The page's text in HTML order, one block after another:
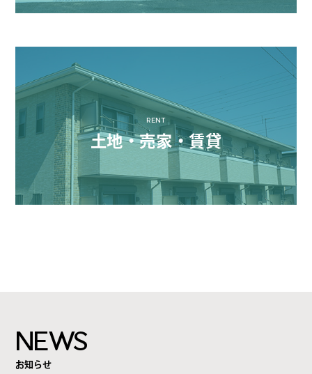
RENT
土地・売家・賃貸
NEWS
お知らせ